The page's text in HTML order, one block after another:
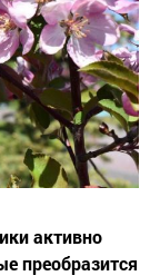
активно
преобразится